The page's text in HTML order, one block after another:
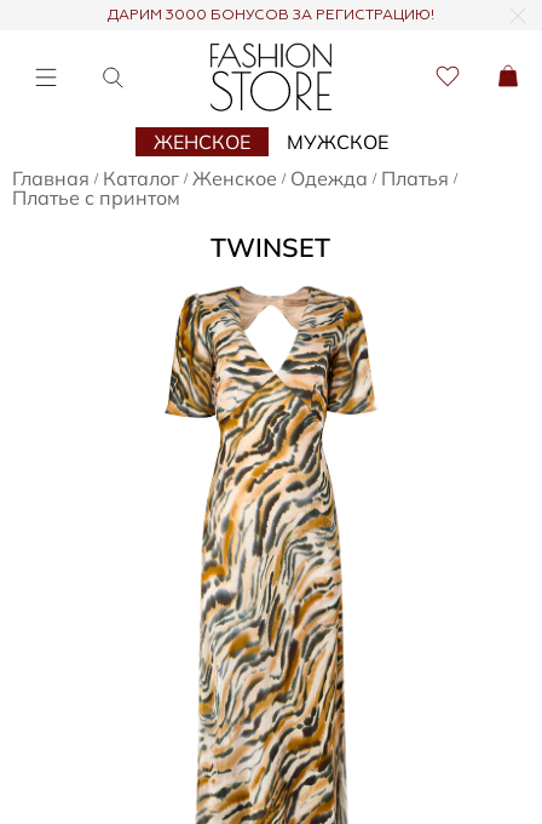
ДАРИМ 3000 БОНУСОВ ЗА РЕГИСТРАЦИЮ!
ЖЕНСКОЕ
МУЖСКОЕ
Главная / Каталог / Женское / Одежда / Платья /
Платье с принтом
TWINSET